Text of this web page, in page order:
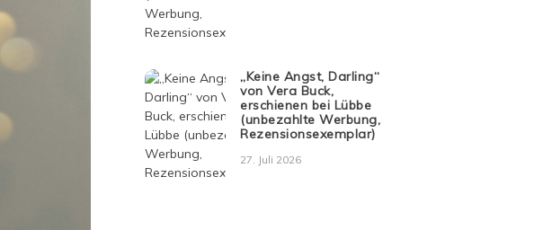
„Keine Angst, Darling“
von Vera Buck,
erschienen bei Lübbe
(unbezahlte Werbung,
Rezensionsexemplar)
27. Juli 2026